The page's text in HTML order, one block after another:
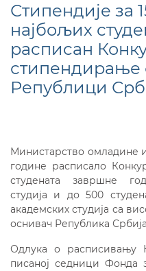
Стипендије за
најбољих
расписан
стипендирање
Републици
Министарство омладине
године расписало
студената завршне
студија и до 500
академских студија са
оснивач Република
Одлука о расписивању
писаној седници Фонда